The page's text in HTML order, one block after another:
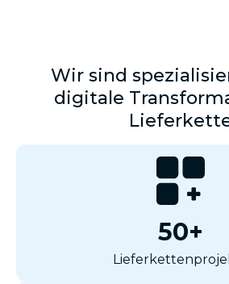
Wir sind
digitale
50+